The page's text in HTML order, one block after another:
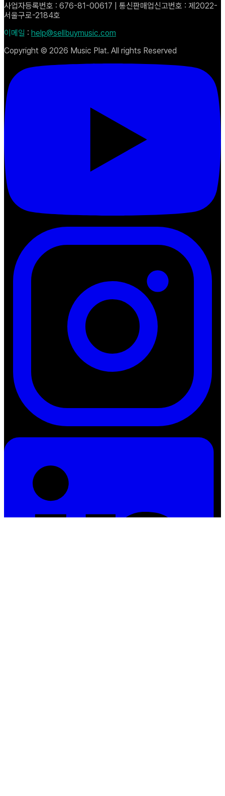
사업자등록번호 : 676-81-00617 | 통신판매업신고번호 : 제2022-
서울구로-2184호
이메일 : help@sellbuymusic.com
Copyright © 2026 Music Plat. All rights Reserved